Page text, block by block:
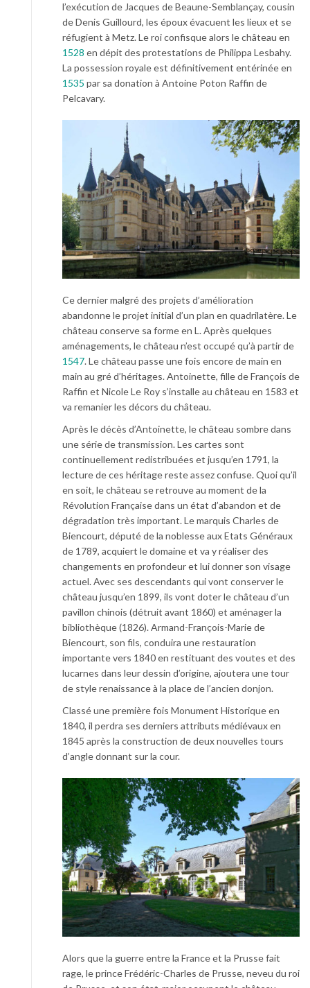
l’exécution de Jacques de Beaune-Semblançay, cousin
de Denis Guillourd, les époux évacuent les lieux et se
réfugient à Metz. Le roi confisque alors le château en
1528 en dépit des protestations de Philippa Lesbahy.
La possession royale est définitivement entérinée en
1535 par sa donation à Antoine Poton Raffin de
Pelcavary.
Ce dernier malgré des projets d’amélioration
abandonne le projet initial d’un plan en quadrilatère. Le
château conserve sa forme en L. Après quelques
aménagements, le château n’est occupé qu’à partir de
1547. Le château passe une fois encore de main en
main au gré d’héritages. Antoinette, fille de François de
Raffin et Nicole Le Roy s’installe au château en 1583 et
va remanier les décors du château.
Après le décès d’Antoinette, le château sombre dans
une série de transmission. Les cartes sont
continuellement redistribuées et jusqu’en 1791, la
lecture de ces héritage reste assez confuse. Quoi qu’il
en soit, le château se retrouve au moment de la
Révolution Française dans un état d’abandon et de
dégradation très important. Le marquis Charles de
Biencourt, député de la noblesse aux Etats Généraux
de 1789, acquiert le domaine et va y réaliser des
changements en profondeur et lui donner son visage
actuel. Avec ses descendants qui vont conserver le
château jusqu’en 1899, ils vont doter le château d’un
pavillon chinois (détruit avant 1860) et aménager la
bibliothèque (1826). Armand-François-Marie de
Biencourt, son fils, conduira une restauration
importante vers 1840 en restituant des voutes et des
lucarnes dans leur dessin d’origine, ajoutera une tour
de style renaissance à la place de l’ancien donjon.
Classé une première fois Monument Historique en
1840, il perdra ses derniers attributs médiévaux en
1845 après la construction de deux nouvelles tours
d’angle donnant sur la cour.
Alors que la guerre entre la France et la Prusse fait
rage, le prince Frédéric-Charles de Prusse, neveu du roi